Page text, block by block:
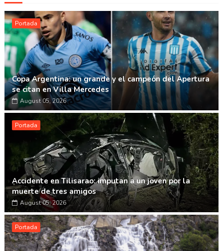
Portada
Copa Argentina: un grande y el campeón del Apertura
se citan en Villa Mercedes
August 05, 2026
Portada
Accidente en Tilisarao: imputan a un joven por la
muerte de tres amigos
August 05, 2026
Portada